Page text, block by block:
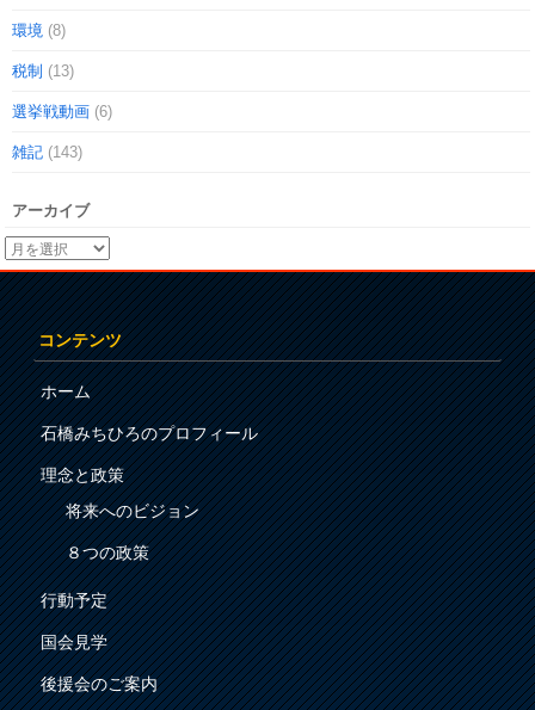
環境 (8)
税制 (13)
選挙戦動画 (6)
雑記 (143)
アーカイブ
コンテンツ
ホーム
石橋みちひろのプロフィール
理念と政策
将来へのビジョン
８つの政策
行動予定
国会見学
後援会のご案内